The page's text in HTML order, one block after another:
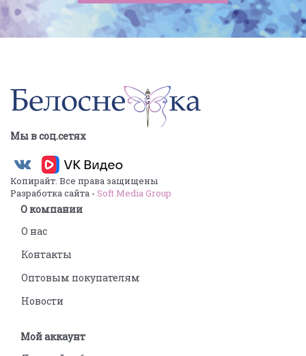
Мы в соц.сетях
Копирайт. Все права защищены
Разработка сайта - Soft Media Group
О компании
О нас
Контакты
Оптовым покупателям
Новости
Мой аккаунт